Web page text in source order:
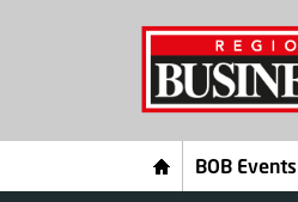
BOB Events